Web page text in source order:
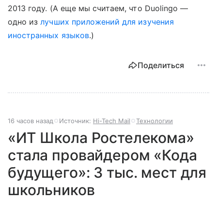
2013 году. (А еще мы считаем, что Duolingo —
одно излучших приложений для изучения
иностранных языков.)
Поделиться
16 часов назад Источник: Hi-Tech Mail Технологии
«ИТ Школа Ростелекома»
стала провайдером «Кода
будущего»: 3 тыс. мест для
школьников